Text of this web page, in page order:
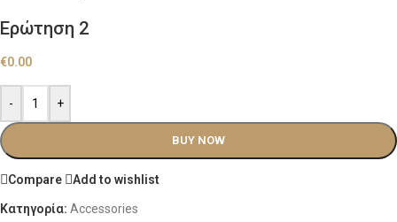
Ερώτηση 2
€0.00
- +
BUY NOW
Compare Add to wishlist
Κατηγορία: Accessories